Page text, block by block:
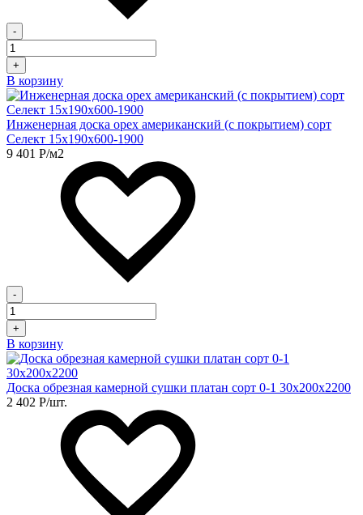
-
+
В корзину
Инженерная доска орех американский (с покрытием) сорт
Селект 15х190х600-1900
9 401 Р/м2
-
+
В корзину
Доска обрезная камерной сушки платан сорт 0-1 30х200х2200
2 402 Р/шт.